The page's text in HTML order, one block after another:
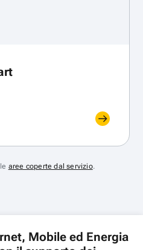
aree coperte dal servizio.
Mobile ed Energia